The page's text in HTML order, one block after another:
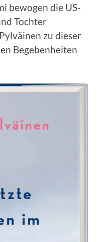
bewogen die US-
Tochter
zu dieser
Begebenheiten